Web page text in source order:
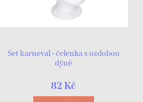
Set karneval - čelenka s ozdobou
dýně
82 Kč